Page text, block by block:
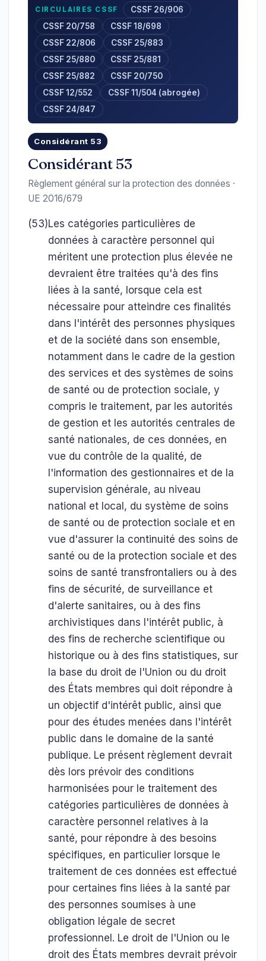
CIRCULAIRES CSSF
CSSF 26/906
CSSF 20/758
CSSF 18/698
CSSF 22/806
CSSF 25/883
CSSF 25/880
CSSF 25/881
CSSF 25/882
CSSF 20/750
CSSF 12/552
CSSF 11/504 (abrogée)
CSSF 24/847
Considérant 53
Considérant 53
Règlement général sur la protection des données ·
UE 2016/679
(53)Les catégories particulières de
données à caractère personnel qui
méritent une protection plus élevée ne
devraient être traitées qu'à des fins
liées à la santé, lorsque cela est
nécessaire pour atteindre ces finalités
dans l'intérêt des personnes physiques
et de la société dans son ensemble,
notamment dans le cadre de la gestion
des services et des systèmes de soins
de santé ou de protection sociale, y
compris le traitement, par les autorités
de gestion et les autorités centrales de
santé nationales, de ces données, en
vue du contrôle de la qualité, de
l'information des gestionnaires et de la
supervision générale, au niveau
national et local, du système de soins
de santé ou de protection sociale et en
vue d'assurer la continuité des soins de
santé ou de la protection sociale et des
soins de santé transfrontaliers ou à des
fins de sécurité, de surveillance et
d'alerte sanitaires, ou à des fins
archivistiques dans l'intérêt public, à
des fins de recherche scientifique ou
historique ou à des fins statistiques, sur
la base du droit de l'Union ou du droit
des États membres qui doit répondre à
un objectif d'intérêt public, ainsi que
pour des études menées dans l'intérêt
public dans le domaine de la santé
publique. Le présent règlement devrait
dès lors prévoir des conditions
harmonisées pour le traitement des
catégories particulières de données à
caractère personnel relatives à la
santé, pour répondre à des besoins
spécifiques, en particulier lorsque le
traitement de ces données est effectué
pour certaines fins liées à la santé par
des personnes soumises à une
obligation légale de secret
professionnel. Le droit de l'Union ou le
droit des États membres devrait prévoir